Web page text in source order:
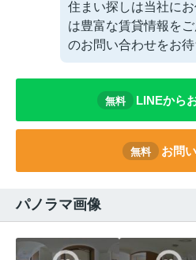
住まい探しは当社に
は豊富な賃貸情報を
のお問い合わせをお待
無料 LINEから
無料 お問
パノラマ画像